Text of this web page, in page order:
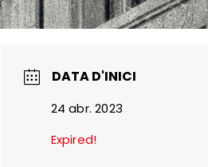
DATA D'INICI
24 abr. 2023
Expired!